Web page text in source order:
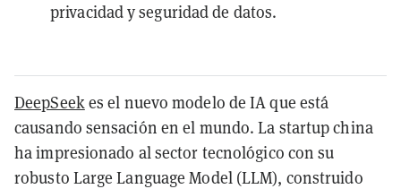
privacidad y seguridad de datos.
DeepSeekes el nuevo modelo de IA que está
causando sensación en el mundo. La startup china
ha impresionado al sector tecnológico con su
robusto Large Language Model (LLM), construido